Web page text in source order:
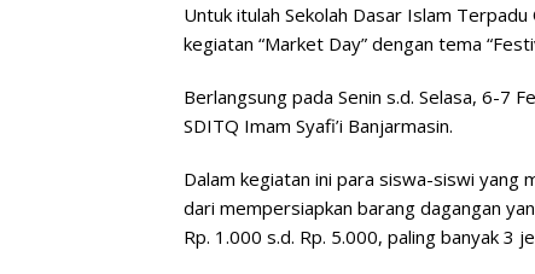
Untuk itulah Sekolah Dasar Islam Terpadu
kegiatan “Market Day” dengan tema
Berlangsung pada Senin s.d. Selasa, 6-7
SDITQ Imam Syafi’i Banjarmasin.
Dalam kegiatan ini para siswa-siswi yang
dari mempersiapkan barang dagangan
Rp. 1.000 s.d. Rp. 5.000, paling banyak 3